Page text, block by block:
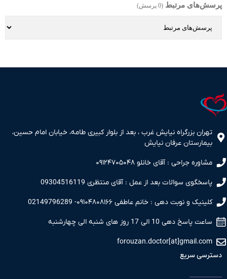
پرسش‌های مرتبط (0 پرسش)
تهران بزرگراه نیایش غرب ، بعد از بلوار کبیری طامه، خیابان امام حسین،
بیمارستان عرفان نیایش
مشاوره جراحی : آقای خانلو ۰۹۱۲۴۷۰۵۰۴۸
پاسخگوی سوالات بعد از عمل : آقای منتظری 09304516119
کلینیک و نوبت دهی : خانم عاطفی ۰۹۱۰۴۸۰۸۱۶۶- 02149796289
ساعت پاسخ دهی 10 الی 17 روز های شنبه الی چهارشنبه
forouzan.doctor[at]gmail.com
دسترسی سریع